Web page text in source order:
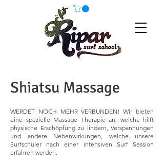
Shiatsu Massage
WERDET NOCH MEHR VERBUNDEN! Wir bieten
eine spezielle Massage Therapie an, welche hilft
physische Erschöpfung zu lindern, Verspannungen
und andere Nebenwirkungen, welche unsere
Surfschüler nach einer intensiven Surf Session
erfahren werden.